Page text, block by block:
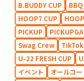
B.BUDDY CUP
BBQ
HOOP7 CUP
PICKUP
Swag Crew
TikTok
U-22 FRESH CUP
イベント
オールコー